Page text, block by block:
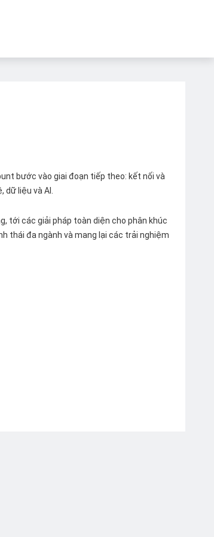
bước vào giai đoạn tiếp theo: kết nối và
liệu và AI.
tới các giải pháp toàn diện cho phân khúc
thái đa ngành và mang lại các trải nghiệm